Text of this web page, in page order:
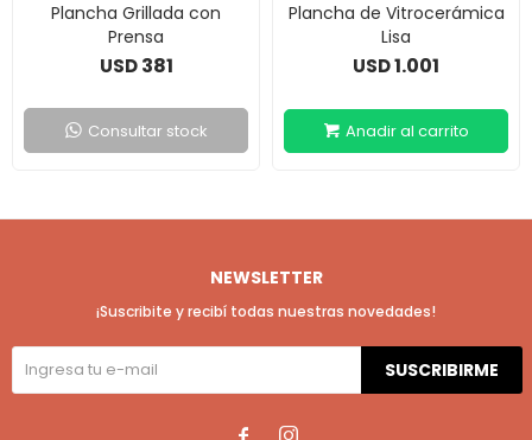
Plancha Grillada con
Prensa
USD 381
Consultar stock
Plancha de Vitrocerámica
Lisa
USD1.001
NEWSLETTER
¡Suscribite y recibí todas nuestras novedades!
SUSCRIBIRME
 